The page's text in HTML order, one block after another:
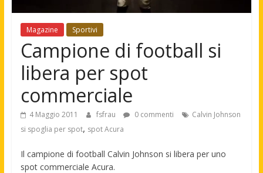
Magazine Sportivi
Campione di football si
libera per spot
commerciale
4 Maggio 2011 fsfrau 0 commenti
Calvin Johnson
si spoglia per spot, spot Acura
Il campione di football Calvin Johnson si libera per uno
spot commerciale Acura.